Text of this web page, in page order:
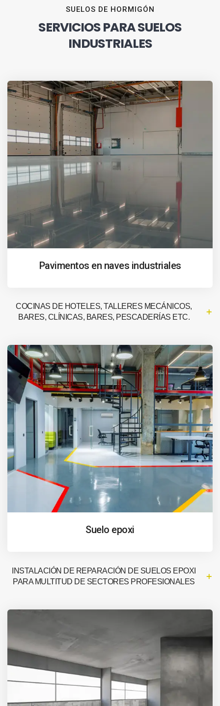
SUELOS DE HORMIGÓN
SERVICIOS PARA SUELOS
INDUSTRIALES
Pavimentos en naves industriales
COCINAS DE HOTELES, TALLERES MECÁNICOS,
BARES, CLÍNICAS, BARES, PESCADERÍAS ETC.
Suelo epoxi
INSTALACIÓN DE REPARACIÓN DE SUELOS EPOXI
PARA MULTITUD DE SECTORES PROFESIONALES